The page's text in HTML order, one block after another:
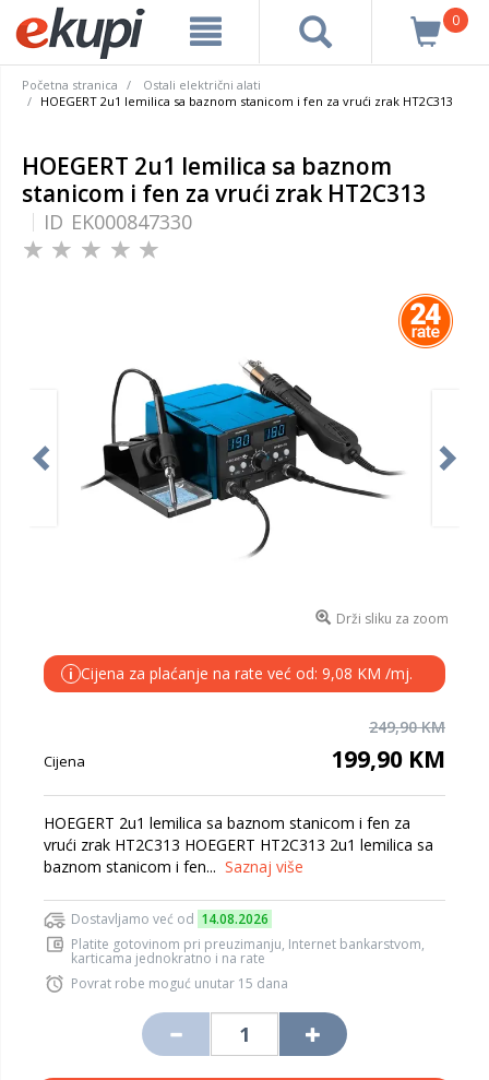
0
Početna stranica
Ostali električni alati
HOEGERT 2u1 lemilica sa baznom stanicom i fen za vrući zrak HT2C313
HOEGERT 2u1 lemilica sa baznom
stanicom i fen za vrući zrak HT2C313
ID EK000847330
Drži sliku za zoom
i Cijena za plaćanje na rate već od: 9,08 KM /mj.
249,90 KM
Cijena 199,90 KM
HOEGERT 2u1 lemilica sa baznom stanicom i fen za
vrući zrak HT2C313 HOEGERT HT2C313 2u1 lemilica sa
baznom stanicom i fen... Saznaj više
Dostavljamo već od 14.08.2026
Platite gotovinom pri preuzimanju, Internet bankarstvom,
karticama jednokratno i na rate
Povrat robe moguć unutar 15 dana